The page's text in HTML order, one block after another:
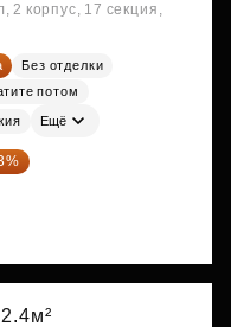
2 корпус, 17 секция,
Без отделки
потом
Ещё